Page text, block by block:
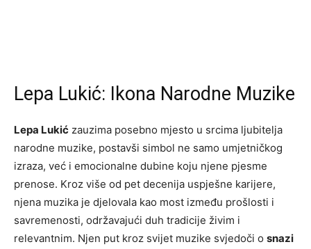
Lepa Lukić: Ikona Narodne Muzike
Lepa Lukić zauzima posebno mjesto u srcima ljubitelja
narodne muzike, postavši simbol ne samo umjetničkog
izraza, već i emocionalne dubine koju njene pjesme
prenose. Kroz više od pet decenija uspješne karijere,
njena muzika je djelovala kao most između prošlosti i
savremenosti, održavajući duh tradicije živim i
relevantnim. Njen put kroz svijet muzike svjedoči o snazi